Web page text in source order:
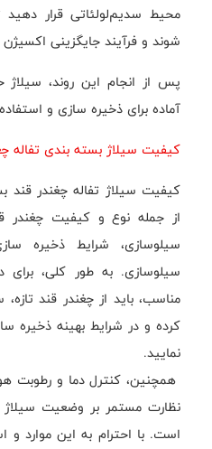
محیط سدیم‌لولئاتی قرار
شوند و فرآیند جایگزینی
پس از انجام این روند، سیلاژ
آماده برای ذخیره سازی و
کیفیت سیلاژ بسته بندی تفاله
کیفیت سیلاژ تفاله چغندر قند
از جمله نوع و کیفیت چغندر
سیلوسازی، شرایط ذخیره
سیلوسازی. به طور کلی،
مناسب، باید از چغندر قند
کرده و در شرایط بهینه ذخیره
نمایید.
همچنین، کنترل دما و رطوبت
نظارت مستمر بر وضعیت سیلاژ
است. با احترام به این موارد